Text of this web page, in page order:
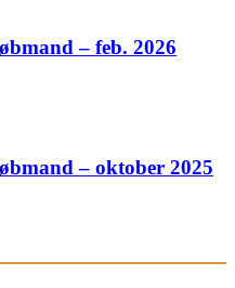
– feb. 2026
– oktober 2025